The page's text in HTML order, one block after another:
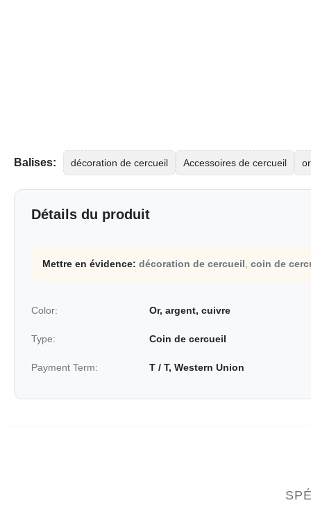
Balises: décoration de cercueil Accessoires de cercueil
Détails du produit
Mettre en évidence: décoration de cercueil coin de
Color: Or, argent, cuivre
Type: Coin de cercueil
Payment Term: T / T, Western Union